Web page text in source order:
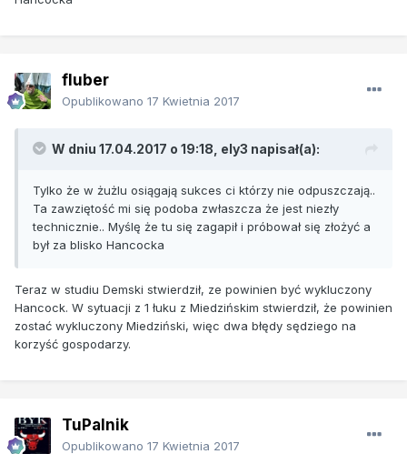
fluber
Opublikowano 17 Kwietnia 2017
W dniu 17.04.2017 o 19:18, ely3 napisał(a):
Tylko że w żużlu osiągają sukces ci którzy nie odpuszczają..
Ta zawziętość mi się podoba zwłaszcza że jest niezły
technicznie.. Myślę że tu się zagapił i próbował się złożyć a
był za blisko Hancocka
Teraz w studiu Demski stwierdził, ze powinien być wykluczony
Hancock. W sytuacji z 1 łuku z Miedzińskim stwierdził, że powinien
zostać wykluczony Miedziński, więc dwa błędy sędziego na
korzyść gospodarzy.
TuPalnik
Opublikowano 17 Kwietnia 2017